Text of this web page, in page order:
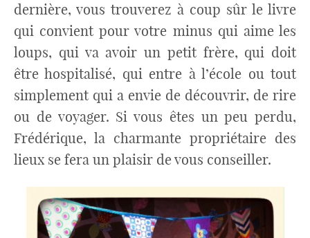
dernière, vous trouverez à coup sûr le livre
qui convient pour votre minus qui aime les
loups, qui va avoir un petit frère, qui doit
être hospitalisé, qui entre à l’école ou tout
simplement qui a envie de découvrir, de rire
ou de voyager. Si vous êtes un peu perdu,
Frédérique, la charmante propriétaire des
lieux se fera un plaisir de vous conseiller.